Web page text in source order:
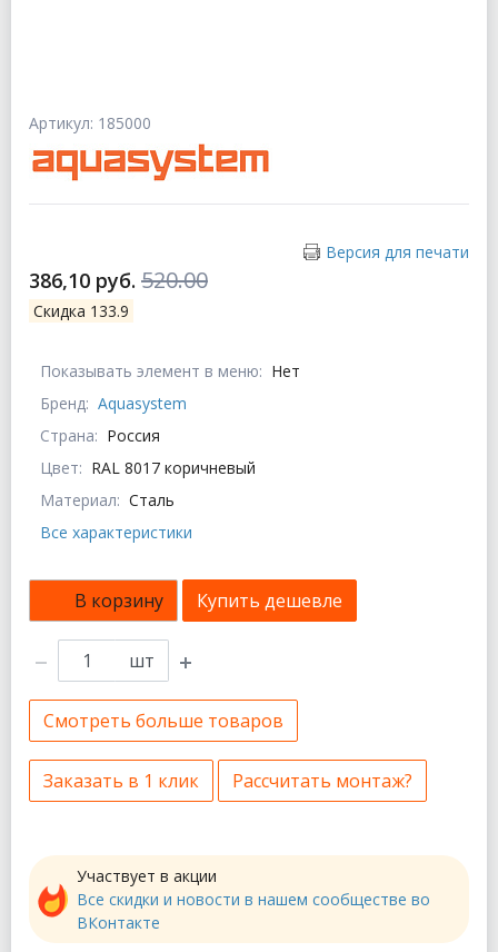
Артикул: 185000
Версия для печати
386,10 руб. 520.00
Скидка 133.9
Показывать элемент в меню: Нет
Бренд: Aquasystem
Страна: Россия
Цвет: RAL 8017 коричневый
Материал: Сталь
Все характеристики
В корзину Купить дешевле
шт
Смотреть больше товаров
Заказать в 1 клик Рассчитать монтаж?
Участвует в акции
Все скидки и новости в нашем сообществе во
ВКонтакте